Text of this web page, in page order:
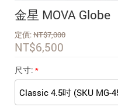
金星 MOVA Globe
定價:NT$7,000
NT$6,500
尺寸:
加入 JARVIS VIP